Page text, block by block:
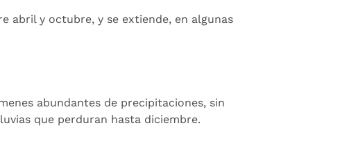
abril y octubre, y se extiende, en algunas
abundantes de precipitaciones, sin
que perduran hasta diciembre.